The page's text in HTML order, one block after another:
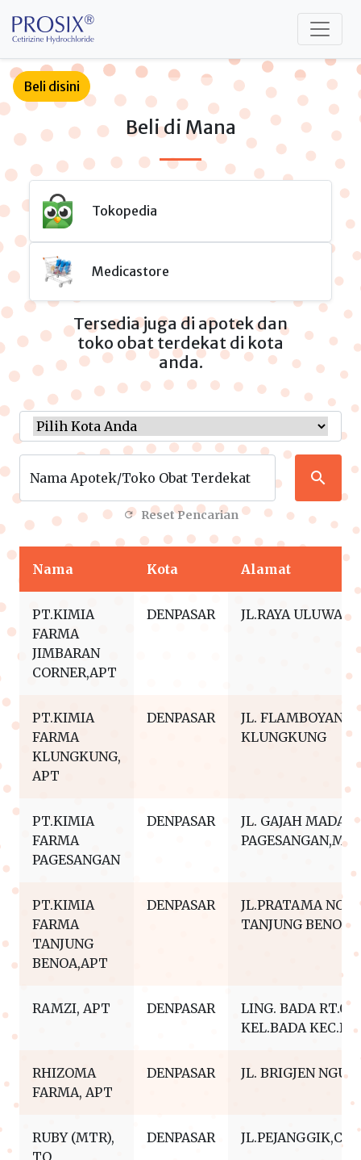
Beli disini
Beli di Mana
Tokopedia
Medicastore
Tersedia juga di apotek dan
toko obat terdekat di kota
anda.
Nama Apotek/Toko Obat Terdekat
Reset Pencarian
Nama Kota Alamat
PT.KIMIA
FARMA
JIMBARAN
CORNER,APT
DENPASAR JL.RAYA
PT.KIMIA
FARMA
KLUNGKUNG,
APT
DENPASAR
JL. FLAMBOYAN
KLUNGKUNG
PT.KIMIA
FARMA
PAGESANGAN
DENPASAR
JL. GAJAH MADA
PT.KIMIA
FARMA
TANJUNG
BENOA,APT
DENPASAR
JL.PRATAMA
TANJUNG BENOA
RAMZI, APT DENPASAR
LING. BADA RT.03
KEL.BADA
RHIZOMA
FARMA, APT
DENPASAR JL. BRIGJEN
RUBY (MTR),
DENPASAR